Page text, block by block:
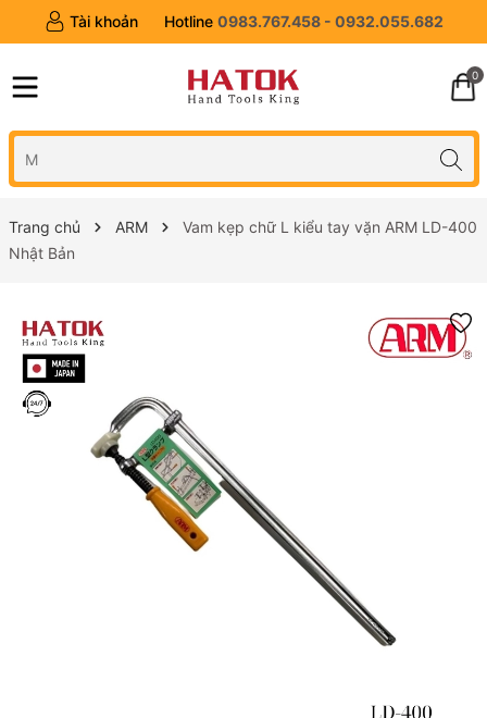
Tài khoản Hotline 0983.767.458 - 0932.055.682
0
Trang chủ ARM
Vam kẹp chữ L kiểu tay vặn ARM LD-400
Nhật Bản